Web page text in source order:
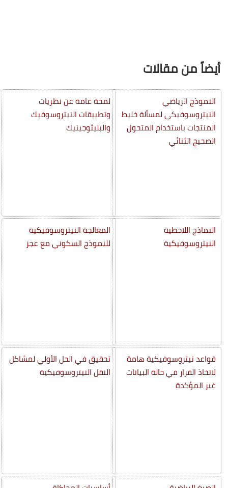
أيضاً من مقالات
النموذج الرياضي
النيتروسوفيكي لمسألة خليط
المنتجات باستخدام المتحول
الصحيح الثنائي
النماذج اللاخطية
النيتروسوفيكية
قواعد نيتروسوفيكية هامة
لاتخاذ القرار في حالة البيانات
غير المؤكدة
لمحة عامة عن نظريات
وتطبيقات النيتروسوفيك
والبليثوجينيك
المعالجة النيتروسوفيكية
للنموذج السكوني مع عجز
تحقيق في الحل الأولي لمشاكل
النقل النيتروسوفيكية